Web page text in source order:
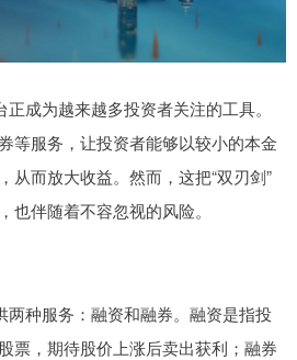
成为越来越多投资者关注的工具。
等服务，让投资者能够以较小的本金
从而放大收益。然而，这把“双刃剑”
也伴随着不容忽视的风险。
两种服务：融资和融券。融资是指投
票，期待股价上涨后卖出获利；融券